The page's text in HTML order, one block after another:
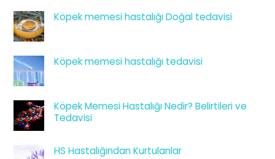
Köpek memesi hastalığı Doğal tedavisi
Köpek memesi hastalığı tedavisi
Köpek Memesi Hastalığı Nedir? Belirtileri ve
Tedavisi
HS Hastalığından Kurtulanlar